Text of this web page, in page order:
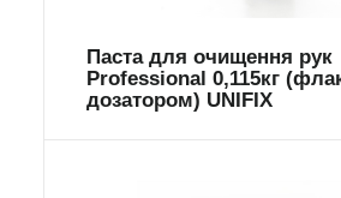
Паста для очищення рук
Professional 0,115кг
дозатором) UNIFIX